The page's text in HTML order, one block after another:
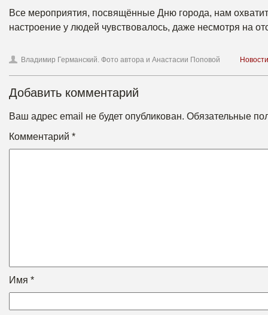
Все мероприятия, посвящённые Дню города, нам
настроение у людей чувствовалось, даже несмотря на
Владимир Германский. Фото автора и Анастасии Поповой Новости
Добавить комментарий
Ваш адрес email не будет опубликован. Обязательные
Комментарий *
Имя *